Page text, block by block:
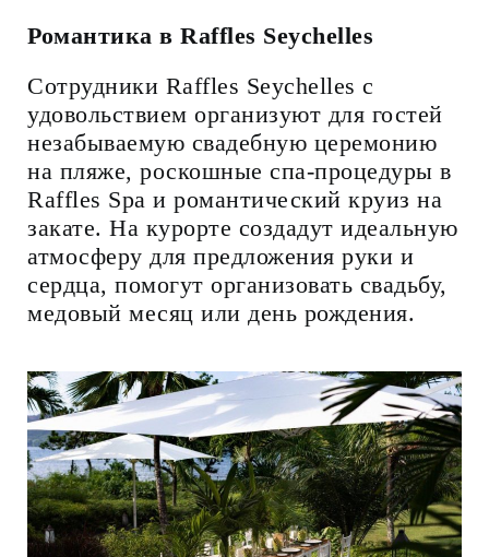
Романтика в Raffles Seychelles
Сотрудники Raffles Seychelles с
удовольствием организуют для гостей
незабываемую свадебную церемонию
на пляже, роскошные спа-процедуры в
Raffles Spa и романтический круиз на
закате. На курорте создадут идеальную
атмосферу для предложения руки и
сердца, помогут организовать свадьбу,
медовый месяц или день рождения.